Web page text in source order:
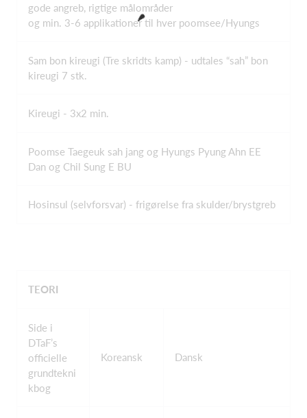
gode angreb, rigtige målområder
og min. 3-6 applikationer til hver poomsee/Hyungs
Sam bon kireugi (Tre skridts kamp) - udtales “sah” bon
kireugi 7 stk.
Kireugi - 3x2 min.
Poomse Taegeuk sah jang og Hyungs Pyung Ahn EE
Dan og Chil Sung E BU
Hosinsul (selvforsvar) - frigørelse fra skulder/brystgreb
TEORI
Side i
DTaF’s
officielle
grundtekni
kbog
Koreansk Dansk